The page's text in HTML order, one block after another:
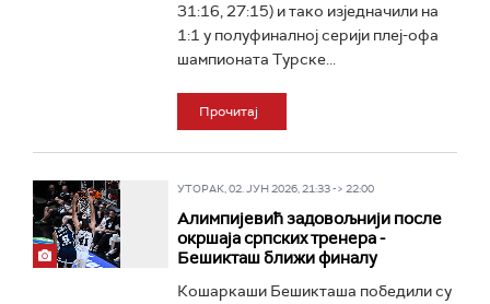
31:16, 27:15) и тако изједначили на
1:1 у полуфиналној серији плеј-офа
шампионата Турске...
Прочитај
УТОРАК, 02. ЈУН 2026, 21:33 -> 22:00
Алимпијевић задовољнији после
окршаја српских тренера -
Бешикташ ближи финалу
Кошаркаши Бешикташа победили су